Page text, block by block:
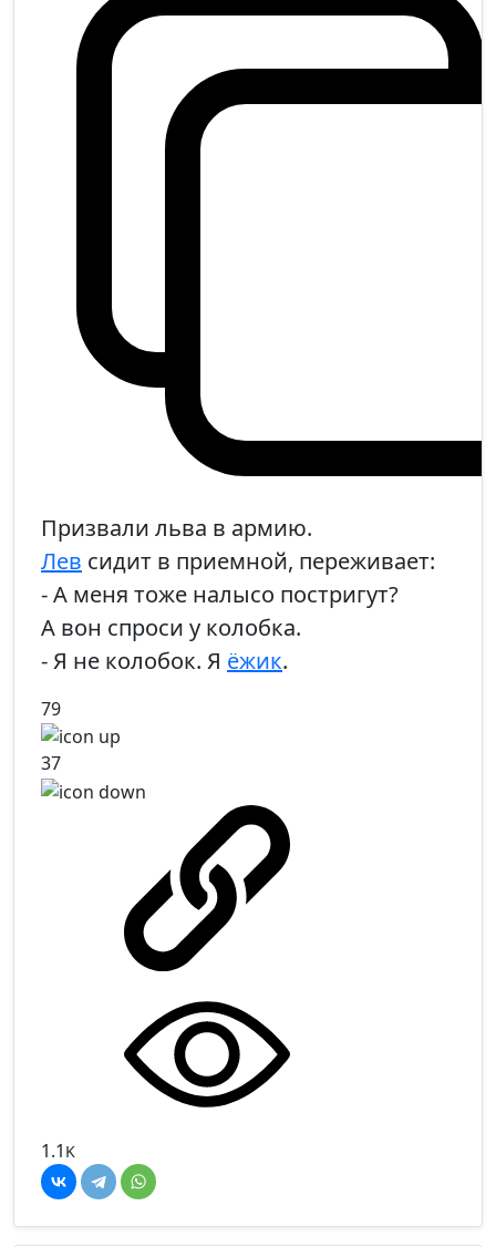
Призвали льва в армию.
Лев сидит в приемной, переживает:
- А меня тоже налысо постригут?
А вон спроси у колобка.
- Я не колобок. Я ёжик.
79
37
1.1 K